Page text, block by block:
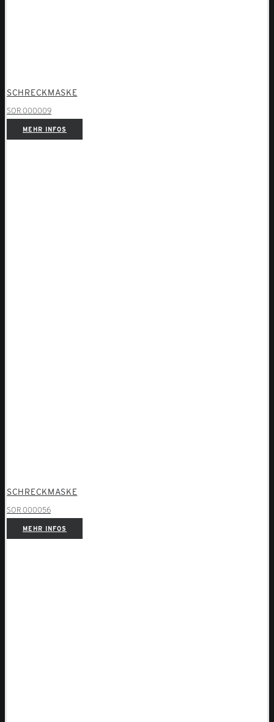
SCHRECKMASKE
SOR 000009
MEHR INFOS
SCHRECKMASKE
SOR 000056
MEHR INFOS